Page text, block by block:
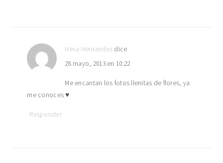
Heva Hernandez dice
28 mayo, 2013 en 10:22
Me encantan los fotos llenitas de flores, ya
me conoces ♥
Responder